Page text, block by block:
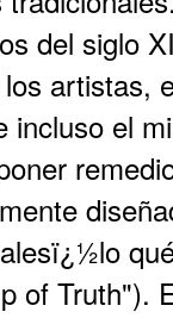
del siglo
artistas,
incluso el
of Truth").